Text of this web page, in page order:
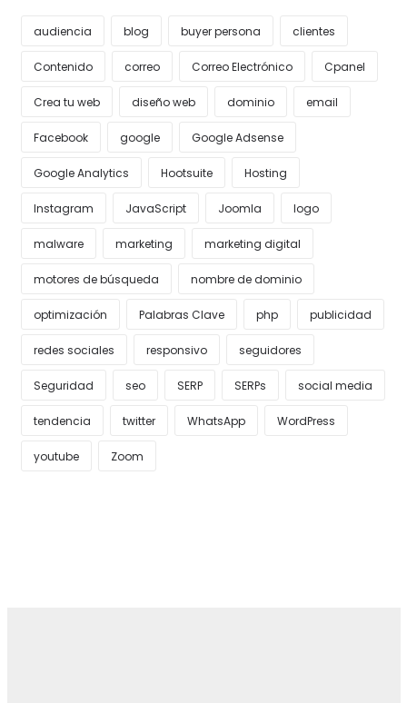
audiencia blog buyer persona clientes
Contenido correo Correo Electrónico Cpanel
Crea tu web diseño web dominio email
Facebook google Google Adsense
Google Analytics Hootsuite Hosting
Instagram JavaScript Joomla logo
malware marketing marketing digital
motores de búsqueda nombre de dominio
optimización Palabras Clave php publicidad
redes sociales responsivo seguidores
Seguridad seo SERP SERPs social media
tendencia twitter WhatsApp WordPress
youtube Zoom